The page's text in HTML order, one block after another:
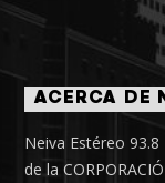
ACERCA DE
Neiva Estéreo
de la